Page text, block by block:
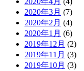
2020年3月 (7)
2020年2月 (4)
2020年1月 (6)
2019年12月 (2)
2019年11月 (3)
2019年10月 (3)